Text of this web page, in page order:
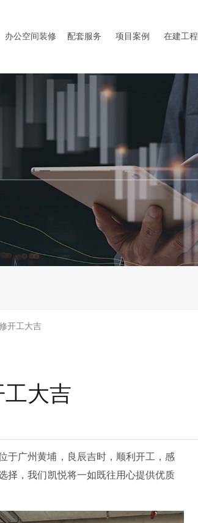
办公空间装修 配套服务 项目案例 在建工程
开工大吉
大吉
于广州黄埔，良辰吉时，顺利开工，感
择，我们凯悦将一如既往用心提供优质